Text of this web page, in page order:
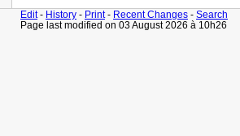
Edit- History - Print- Recent Changes - Search
Page last modified on 03 August 2026 à 10h26